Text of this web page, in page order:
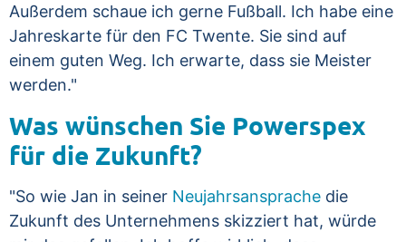
Außerdem schaue ich gerne Fußball. Ich habe eine
Jahreskarte für den FC Twente. Sie sind auf
einem guten Weg. Ich erwarte, dass sie Meister
werden."
Was wünschen Sie Powerspex
für die Zukunft?
"So wie Jan in seiner Neujahrsansprache die
Zukunft des Unternehmens skizziert hat, würde